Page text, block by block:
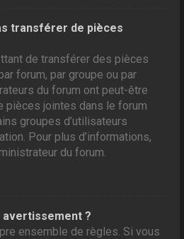
transférer de pièces
de transférer des pièces
forum, par groupe ou par
du forum ont peut-être
pièces jointes dans le forum
groupes d’utilisateurs
Pour plus d’informations,
du forum.
avertissement ?
ensemble de règles. Si vous